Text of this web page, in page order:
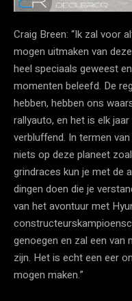
Craig Breen: “Ik zal voor
mogen uitmaken van
heel speciaals geweest
momenten beleefd. De
hebben, hebben ons
rallyauto, en het is elk
verbluffend. In termen
niets op deze planeet
grindraces kun je met de
dingen doen die je
van het avontuur met
genoegen en zal een van
zijn. Het is echt een eer
mogen maken.”